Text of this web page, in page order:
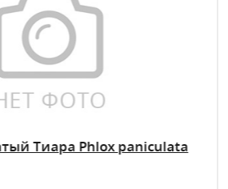
Тиара Phlox paniculata